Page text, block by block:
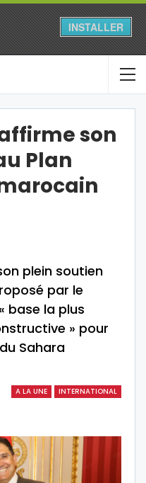
INSTALLER
son
Plan
plein soutien
par le
base la plus
» pour
Sahara
A LA UNE INTERNATIONAL